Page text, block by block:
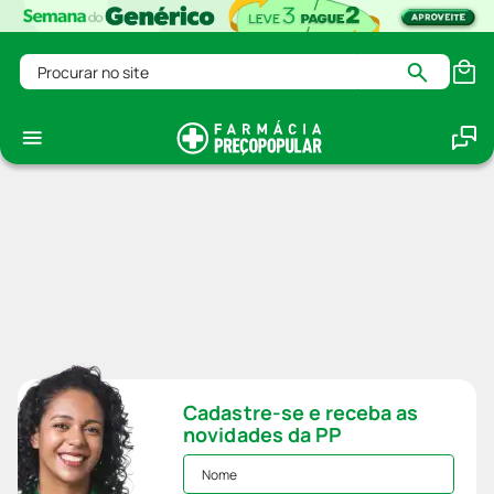
Procurar no site
Cadastre-se e receba as
novidades da PP